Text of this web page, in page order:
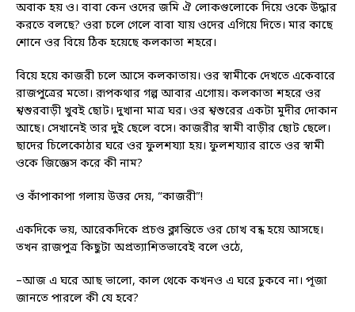
অবাক হয় ও। বাবা কেন ওদের জমি ঐ লোকগুলোকে দিয়ে ওকে উদ্ধার
করতে বলছে? ওরা চলে গেলে বাবা যায় ওদের এগিয়ে দিতে। মার কাছে
শোনে ওর বিয়ে ঠিক হয়েছে কলকাতা শহরে।
বিয়ে হয়ে কাজরী চলে আসে কলকাতায়। ওর স্বামীকে দেখতে একেবারে
রাজপুত্রের মতো। রূপকথার গল্প আবার এগোয়। কলকাতা শহরে ওর
শ্বশুরবাড়ী খুবই ছোট। দুখানা মাত্র ঘর। ওর শ্বশুরের একটা মুদীর দোকান
আছে। সেখানেই তার দুই ছেলে বসে। কাজরীর স্বামী বাড়ীর ছোট ছেলে।
ছাদের চিলেকোঠার ঘরে ওর ফুলশয্যা হয়। ফুলশয্যার রাতে ওর স্বামী
ওকে জিজ্ঞেস করে কী নাম?
ও কাঁপাকাপা গলায় উত্তর দেয়, “কাজরী”!
একদিকে ভয়, আরেকদিকে প্রচণ্ড ক্লান্তিতে ওর চোখ বন্ধ হয়ে আসছে।
তখন রাজপুত্র কিছুটা অপ্রত্যাশিতভাবেই বলে ওঠে,
–আজ এ ঘরে আছ ভালো, কাল থেকে কখনও এ ঘরে ঢুকবে না। পূজা
জানতে পারলে কী যে হবে?